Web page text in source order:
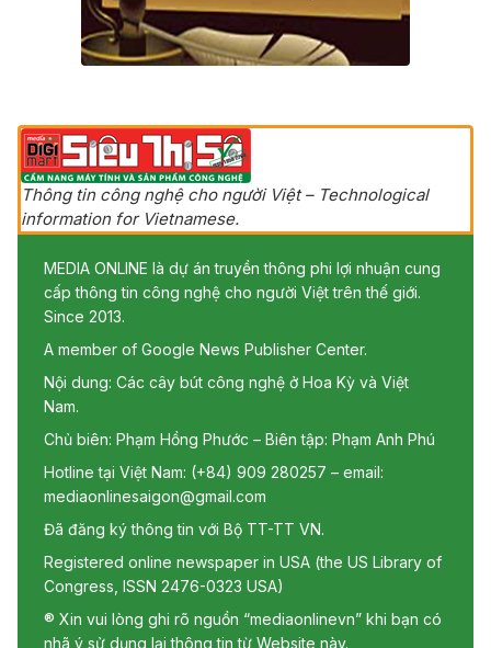
Thông tin công nghệ cho người Việt – Technological
information for Vietnamese.
MEDIA ONLINE là dự án truyền thông phi lợi nhuận cung
cấp thông tin công nghệ cho người Việt trên thế giới.
Since 2013.
A member of Google News Publisher Center.
Nội dung: Các cây bút công nghệ ở Hoa Kỳ và Việt
Nam.
Chủ biên: Phạm Hồng Phước – Biên tập: Phạm Anh Phú
Hotline tại Việt Nam: (+84) 909 280257 – email:
mediaonlinesaigon@gmail.com
Đã đăng ký thông tin với Bộ TT-TT VN.
Registered online newspaper in USA (the US Library of
Congress, ISSN 2476-0323 USA)
® Xin vui lòng ghi rõ nguồn “mediaonlinevn” khi bạn có
nhã ý sử dụng lại thông tin từ Website này.